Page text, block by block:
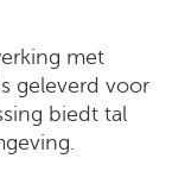
met
geleverd voor
biedt tal